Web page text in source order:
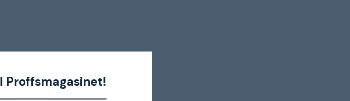
Proffsmagasinet!